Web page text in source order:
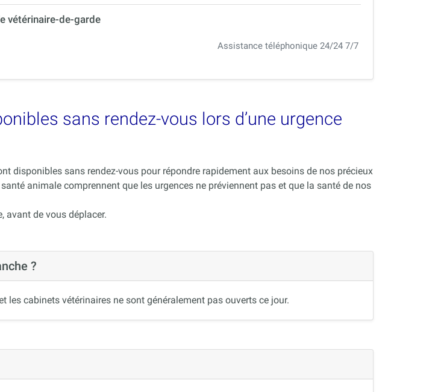
vétérinaire-de-garde
Assistance téléphonique 24/24 7/7
sans rendez-vous lors d’une urgence
disponibles sans rendez-vous pour répondre rapidement aux besoins de nos précieux
animale comprennent que les urgences ne préviennent pas et que la santé de nos
avant de vous déplacer.
?
cabinets vétérinaires ne sont généralement pas ouverts ce jour.